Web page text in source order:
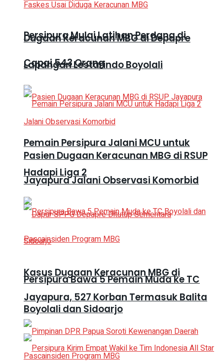
Dugaan Keracunan MBG di Depapre
Capai 543 Orang
Pasien Dugaan Keracunan MBG di RSUP
Jayapura Jalani Observasi Komorbid
Kasus Dugaan Keracunan MBG di
Jayapura, 527 Korban Termasuk Balita
Persipura Mulai Latihan Perdana di
Lapangan Lestarindo Boyolali
Pemain Persipura Jalani MCU untuk
Hadapi Liga 2
Persipura Bawa 5 Pemain Muda ke TC
Boyolali dan Sidoarjo